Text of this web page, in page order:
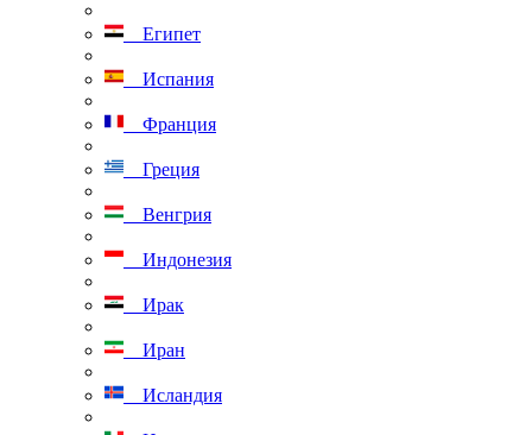
Египет
Испания
Франция
Греция
Венгрия
Индонезия
Ирак
Иран
Исландия